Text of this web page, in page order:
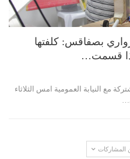
بصفاقس: كلفتها
مع النيابة العمومية امس الثلاثاء
المشاركات